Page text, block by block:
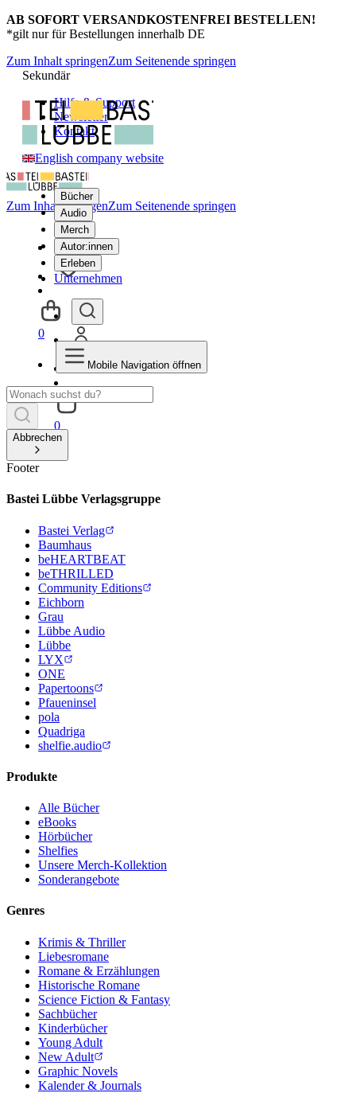
AB SOFORT VERSANDKOSTENFREI BESTELLEN!
*gilt nur für Bestellungen innerhalb DE
Zum Inhalt springenZum Seitenende springen
Sekundär
Hilfe & Support
Newsletter
Kontakt
English company website
Bücher
Audio
Merch
Autor:innen
Erleben
Unternehmen
0
Zum Inhalt springenZum Seitenende springen
0
Mobile Navigation öffnen
Abbrechen
Footer
Bastei Lübbe Verlagsgruppe
Bastei Verlag
Baumhaus
beHEARTBEAT
beTHRILLED
Community Editions
Eichborn
Grau
Lübbe Audio
Lübbe
LYX
ONE
Papertoons
Pfaueninsel
pola
Quadriga
shelfie.audio
Produkte
Alle Bücher
eBooks
Hörbücher
Shelfies
Unsere Merch-Kollektion
Sonderangebote
Genres
Krimis & Thriller
Liebesromane
Romane & Erzählungen
Historische Romane
Science Fiction & Fantasy
Sachbücher
Kinderbücher
Young Adult
New Adult
Graphic Novels
Kalender & Journals